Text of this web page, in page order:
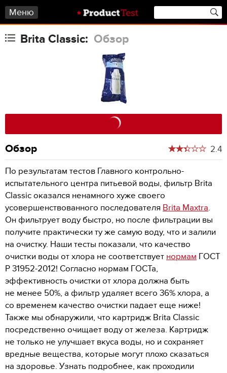
Меню
Brita Classic: Обзор
Обзор 2.4
По результатам тестов Главного контрольно-
испытательного центра питьевой воды, фильтр Brita
Classic оказался ненамного хуже своего
усовершенствованного последователя Brita Maxtra.
Он фильтрует воду быстро, но после фильтрации вы
получите практически ту же самую воду, что и залили
на очистку. Наши тесты показали, что качество
очистки воды от хлора не соответствует нормам ГОСТ
Р 31952-2012! Согласно нормам ГОСТа,
эффективность очистки от хлора должна быть
не менее 50%, а фильтр удаляет всего 36% хлора, а
со временем качество очистки падает еще ниже!
Также мы обнаружили, что картридж Brita Classic
посредственно очищает воду от железа. Картридж
не только не улучшает вкуса воды, но и сохраняет
вредные вещества, которые могут плохо сказаться
на здоровье. Узнать подробнее, как проходили